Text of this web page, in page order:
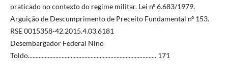
praticado no contexto do regime militar. Lei nº 6.683/1979.
Arguição de Descumprimento de Preceito Fundamental nº 153.
RSE 0015358-42.2015.4.03.6181
Desembargador Federal Nino
Toldo.................................................................................... 171